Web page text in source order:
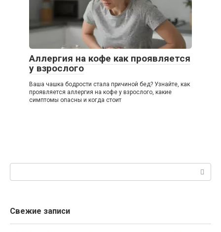
Аллергия на кофе как проявляется
у взрослого
Ваша чашка бодрости стала причиной бед? Узнайте, как
проявляется аллергия на кофе у взрослого, какие
симптомы опасны и когда стоит
Свежие записи